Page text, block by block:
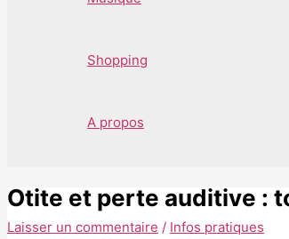
Shopping
A propos
Otite et perte auditive :
Laisser un commentaire / Infos pratiques